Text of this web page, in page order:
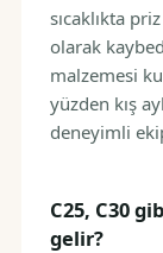
sıcaklıkta
olarak
malzemesi
yüzden kış
deneyimli
C25, C30
gelir?